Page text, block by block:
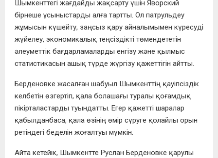
Шымкенттегі жағдайды жақсарту үшін Яворский
бірнеше ұсыныстарды алға тартты. Ол патрульдеу
жұмысын күшейту, заңсыз қару айналымымен күресуді
жүйелеу, экономикалық теңсіздікті төмендететін
әлеуметтік бағдарламаларды енгізу және қылмыс
статистикасын ашық түрде жүргізу қажеттігін айтты.
Берденовке жасалған шабуыл Шымкенттің қауіпсіздік
келбетін өзгертіп, қала болашағы туралы қоғамдық
пікірталастарды туындатты. Егер қажетті шаралар
қабылданбаса, қала өзінің өмір сүруге қолайлы орын
ретіндегі беделін жоғалтуы мүмкін.
Айта кетейік, Шымкентте Руслан Берденовке қарулы